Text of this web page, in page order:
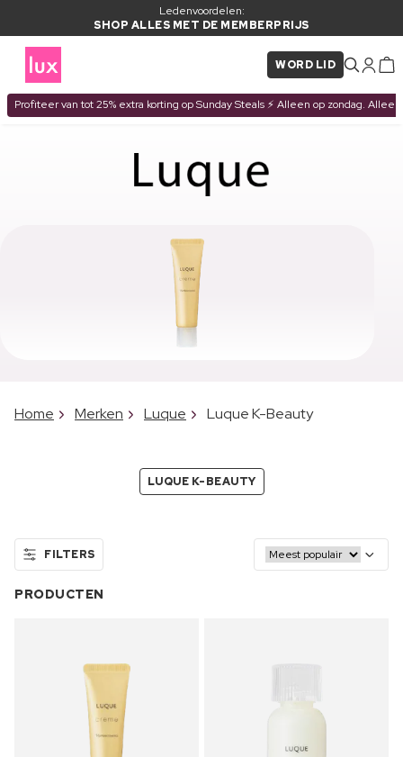
Ledenvoordelen:
SHOP ALLES MET DE MEMBERPRIJS
WORD LID
Profiteer van tot 25% extra korting op Sunday Steals ⚡ Alleen op zondag.
Home Merken Luque Luque K-Beauty
LUQUE K-BEAUTY
FILTERS
PRODUCTEN